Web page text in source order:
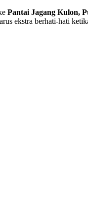
Pantai Jagang Kulon,
ekstra berhati-hati